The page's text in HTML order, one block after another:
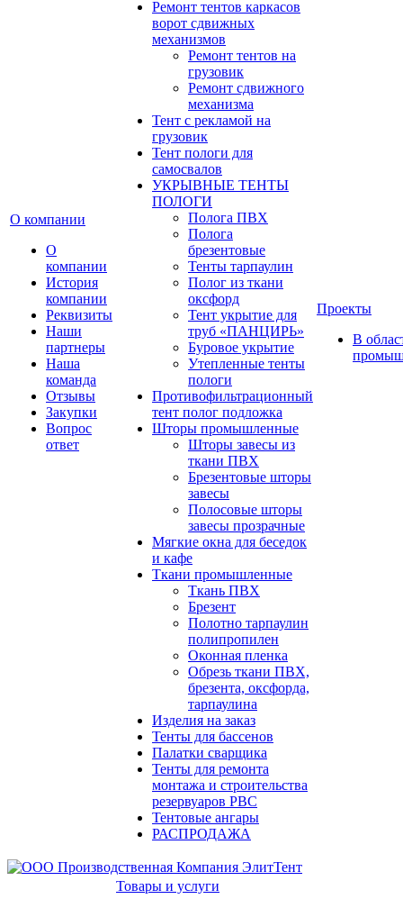
О компании
О
компании
История
компании
Реквизиты
Наши
партнеры
Наша
команда
Отзывы
Закупки
Вопрос
ответ
Ремонт тентов каркасов
ворот сдвижных
механизмов
Ремонт тентов на
грузовик
Ремонт сдвижного
механизма
Тент с рекламой на
грузовик
Тент пологи для
самосвалов
УКРЫВНЫЕ ТЕНТЫ
ПОЛОГИ
Полога ПВХ
Полога
брезентовые
Тенты тарпаулин
Полог из ткани
оксфорд
Тент укрытие для
труб «ПАНЦИРЬ»
Буровое укрытие
Утепленные тенты
пологи
Противофильтрационный
тент полог подложка
Шторы промышленные
Шторы завесы из
ткани ПВХ
Брезентовые шторы
завесы
Полосовые шторы
завесы прозрачные
Мягкие окна для беседок
и кафе
Ткани промышленные
Ткань ПВХ
Брезент
Полотно тарпаулин
полипропилен
Оконная пленка
Обрезь ткани ПВХ,
брезента, оксфорда,
тарпаулина
Изделия на заказ
Тенты для бассенов
Палатки сварщика
Тенты для ремонта
монтажа и строительства
резервуаров РВС
Тентовые ангары
РАСПРОДАЖА
Проекты
В
Товары и услуги